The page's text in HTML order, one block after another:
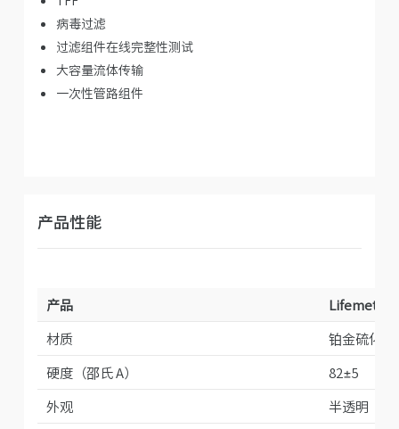
病毒过滤
过滤组件在线完整性测试
大容量流体传输
一次性管路组件
产品性能
产品
Lifemeta™
材质
铂金硫化
硬度（邵氏 A）
82±5
外观
半透明